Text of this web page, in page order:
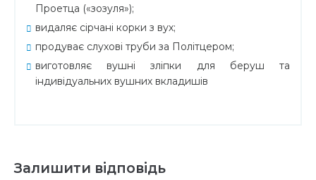
Проетца («зозуля»);
видаляє сірчані корки з вух;
продуває слухові труби за Політцером;
виготовляє вушні зліпки для беруш та
індивідуальних вушних вкладишів
Залишити відповідь